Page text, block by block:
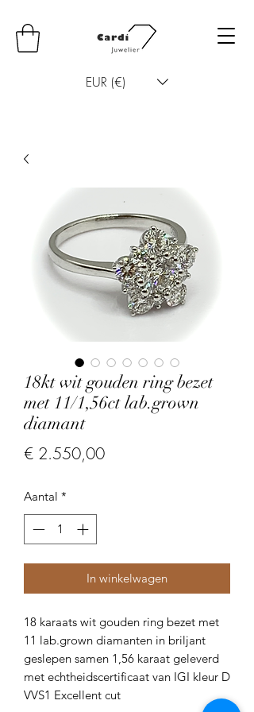
EUR (€)
18kt wit gouden ring bezet
met 11/1,56ct lab.grown
diamant
€ 2.550,00Prijs
Aantal *
In winkelwagen
18 karaats wit gouden ring bezet met
11 lab.grown diamanten in briljant
geslepen samen 1,56 karaat geleverd
met echtheidscertificaat van IGI kleur D
VVS1 Excellent cut